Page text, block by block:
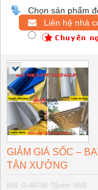
Chọn sản phẩm
Liên hệ nhà
GIẢM GIÁ SỐC –
TẬN XƯỞNG
[Mã: G-66756-7] [xem: 968]